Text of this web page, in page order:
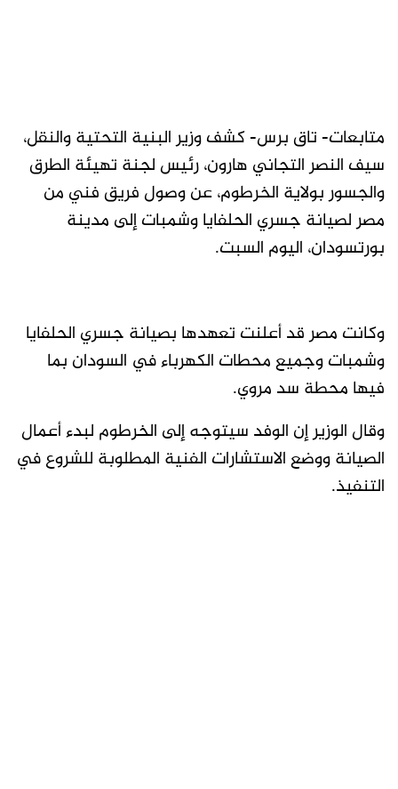
متابعات- تاق برس- كشف وزير البنية التحتية والنقل،
سيف النصر التجاني هارون، رئيس لجنة تهيئة الطرق
والجسور بولاية الخرطوم، عن وصول فريق فني من
مصر لصيانة جسري الحلفايا وشمبات إلى مدينة
بورتسودان، اليوم السبت.
وكانت مصر قد أعلنت تعهدها بصيانة جسري الحلفايا
وشمبات وجميع محطات الكهرباء في السودان بما
فيها محطة سد مروي.
وقال الوزير إن الوفد سيتوجه إلى الخرطوم لبدء أعمال
الصيانة ووضع الاستشارات الفنية المطلوبة للشروع في
التنفيذ.